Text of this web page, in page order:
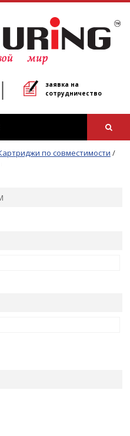
заявка на
сотрудничество
по совместимости /